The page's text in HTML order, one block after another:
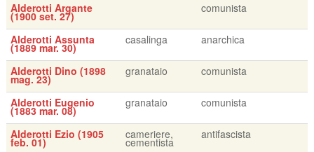
Alderotti Argante
(1900 set. 27)
comunista
Alderotti Assunta
(1889 mar. 30)
casalinga anarchica
Alderotti Dino (1898
mag. 23)
granataio comunista
Alderotti Eugenio
(1883 mar. 08)
granataio comunista
Alderotti Ezio (1905
feb. 01)
cameriere,
cementista
antifascista